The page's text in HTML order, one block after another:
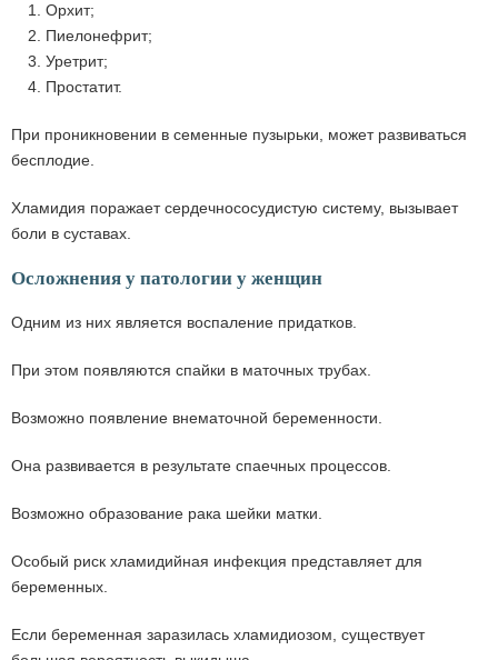
1. Орхит;
2. Пиелонефрит;
3. Уретрит;
4. Простатит.
При проникновении в семенные пузырьки, может развиваться
бесплодие.
Хламидия поражает сердечнососудистую систему, вызывает
боли в суставах.
Осложнения у патологии у женщин
Одним из них является воспаление придатков.
При этом появляются спайки в маточных трубах.
Возможно появление внематочной беременности.
Она развивается в результате спаечных процессов.
Возможно образование рака шейки матки.
Особый риск хламидийная инфекция представляет для
беременных.
Если беременная заразилась хламидиозом, существует